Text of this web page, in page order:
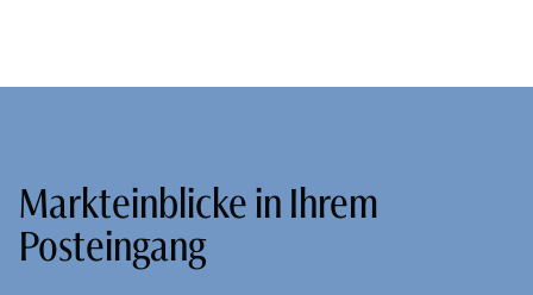
Markteinblicke in Ihrem
Posteingang